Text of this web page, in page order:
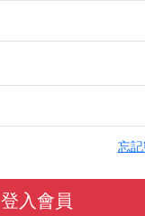
忘
登入會員